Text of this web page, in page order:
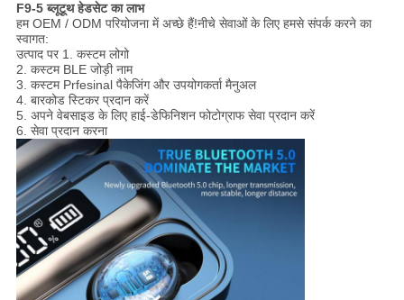
F9-5 ब्लूटूथ हेडसेट का लाभ
हम OEM / ODM परियोजना में अच्छे हैं!नीचे सेवाओं के लिए हमसे संपर्क करने का
स्वागत:
उत्पाद पर 1. कस्टम लोगो
2. कस्टम BLE जोड़ी नाम
3. कस्टम Prfesinal पैकेजिंग और उपयोगकर्ता मैनुअल
4. बारकोड स्टिकर प्रदान करें
5. अपने वेबसाइड के लिए हाई-डेफिनिशन फोटोग्राफ सेवा प्रदान करें
6. सेवा प्रदान करना